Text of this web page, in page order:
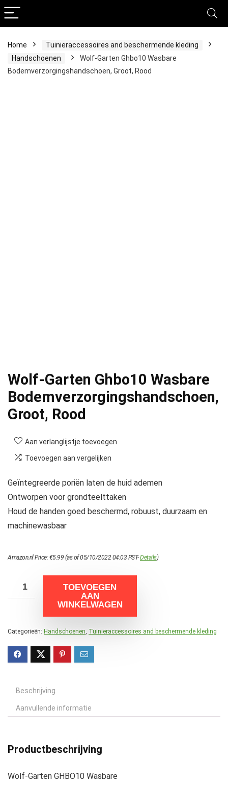
Home
Tuinieraccessoires and beschermende kleding
Handschoenen
Wolf-Garten Ghbo10 Wasbare
Bodemverzorgingshandschoen, Groot, Rood
Wolf-Garten Ghbo10 Wasbare
Bodemverzorgingshandschoen,
Groot, Rood
Aan verlanglijstje toevoegen
Toevoegen aan vergelijken
Geïntegreerde poriën laten de huid ademen
Ontworpen voor grondteelttaken
Houd de handen goed beschermd, robuust, duurzaam en
machinewasbaar
Amazon.nl Price:€5.99 (as of 05/10/2022 04:03 PST-Details)
TOEVOEGEN
AAN
WINKELWAGEN
Categorieën: Handschoenen, Tuinieraccessoires and beschermende kleding
Beschrijving
Aanvullende informatie
Productbeschrijving
Wolf-Garten GHBO10 Wasbare